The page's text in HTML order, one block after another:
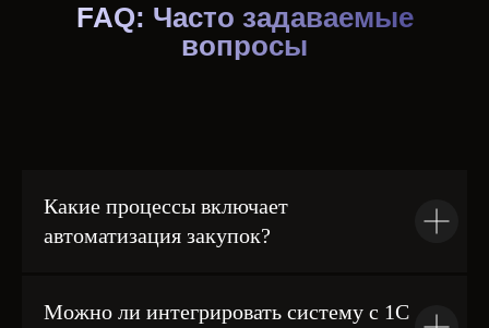
FAQ: Часто задаваемые
вопросы
Какие процессы включает
автоматизация закупок?
Можно ли интегрировать систему с 1С